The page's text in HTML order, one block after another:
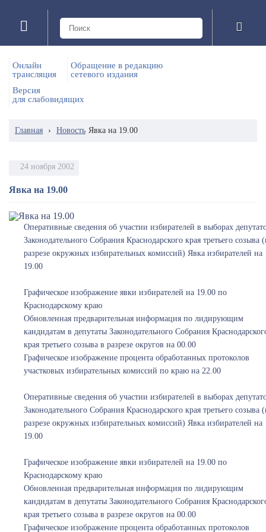
Онлайн
трансляция
Обращение в редакцию
сетевого издания
Версия
для слабовидящих
Главная › Новость Явка на 19.00
24 ноября 2002
Явка на 19.00
Оперативные сведения об участии избирателей в выборах
Законодательного Собрания Краснодарского края третьего созыва
разрезе окружных избирательных комиссий) Явка избирателей на
19.00
Графическое изображение явки избирателей на 19.00 по
Краснодарскому краю
Обновленная предварительная информация по лидирующим
кандидатам в депутаты Законодательного Собрания
края третьего созыва в разрезе округов на 00.00
Графическое изображение процента обработанных протоколов
участковых избирательных комиссий по краю на 22.00
Оперативные сведения об участии избирателей в выборах
Законодательного Собрания Краснодарского края третьего созыва
разрезе окружных избирательных комиссий) Явка избирателей на
19.00
Графическое изображение явки избирателей на 19.00 по
Краснодарскому краю
Обновленная предварительная информация по лидирующим
кандидатам в депутаты Законодательного Собрания
края третьего созыва в разрезе округов на 00.00
Графическое изображение процента обработанных протоколов